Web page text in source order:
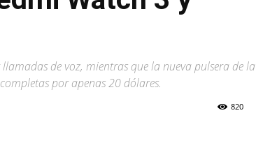
de voz, mientras que la nueva pulsera de la
por apenas 20 dólares.
820